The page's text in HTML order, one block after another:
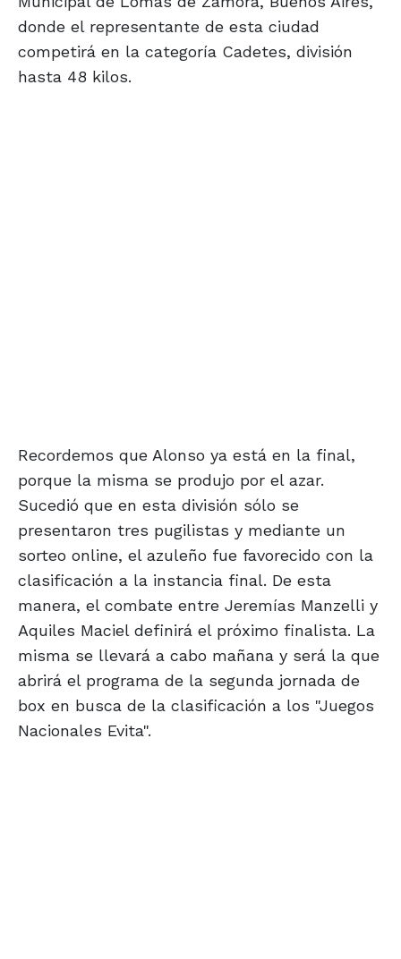
donde el representante de esta ciudad
competirá en la categoría Cadetes, división
hasta 48 kilos.
Recordemos que Alonso ya está en la final,
porque la misma se produjo por el azar.
Sucedió que en esta división sólo se
presentaron tres pugilistas y mediante un
sorteo online, el azuleño fue favorecido con la
clasificación a la instancia final. De esta
manera, el combate entre Jeremías Manzelli y
Aquiles Maciel definirá el próximo finalista. La
misma se llevará a cabo mañana y será la que
abrirá el programa de la segunda jornada de
box en busca de la clasificación a los "Juegos
Nacionales Evita".